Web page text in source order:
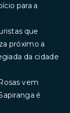
para a
que
próximo a
da cidade
vem
é